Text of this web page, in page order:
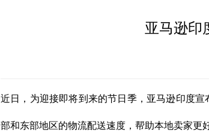
亚马逊印
近日，为迎接即将到来的节日季，亚马逊印度
部和东部地区的物流配送速度，帮助本地卖家更